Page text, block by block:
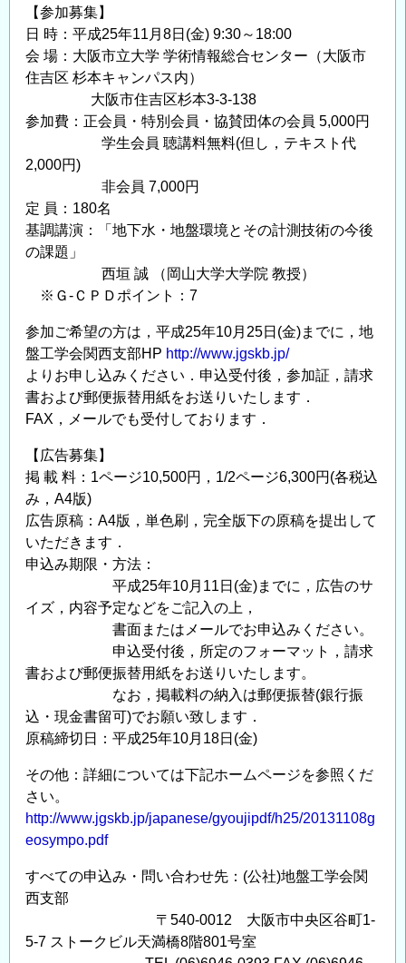
関
す
る
シ
ポ
ウ
―
論
文/
告
募
集
の
【参加募集】
日 時：平成25年11月8日(金) 9:30～18:00
会 場：大阪市立大学 学術情報総合センター（大阪市
住吉区 杉本キャンパス内）
大阪市住吉区杉本3-3-138
参加費：正会員・特別会員・協賛団体の会員 5,000円
学生会員 聴講料無料(但し，テキスト代
2,000円)
非会員 7,000円
定 員：180名
基調講演：「地下水・地盤環境とその計測技術の今後
の課題」
西垣 誠 （岡山大学大学院 教授）
※Ｇ-ＣＰＤポイント：7
参加ご希望の方は，平成25年10月25日(金)までに，地
盤工学会関西支部HP http://www.jgskb.jp/
よりお申し込みください．申込受付後，参加証，請求
書および郵便振替用紙をお送りいたします．
FAX，メールでも受付しております．
【広告募集】
掲 載 料：1ページ10,500円，1/2ページ6,300円(各税込
み，A4版)
広告原稿：A4版，単色刷，完全版下の原稿を提出して
いただきます．
申込み期限・方法：
平成25年10月11日(金)までに，広告のサ
イズ，内容予定などをご記入の上，
書面またはメールでお申込みください。
申込受付後，所定のフォーマット，請求
書および郵便振替用紙をお送りいたします。
なお，掲載料の納入は郵便振替(銀行振
込・現金書留可)でお願い致します．
原稿締切日：平成25年10月18日(金)
その他：詳細については下記ホームページを参照くだ
さい。
http://www.jgskb.jp/japanese/gyoujipdf/h25/20131108g
eosympo.pdf
すべての申込み・問い合わせ先：(公社)地盤工学会関
西支部
〒540-0012 大阪市中央区谷町1-
5-7 ストークビル天満橋8階801号室